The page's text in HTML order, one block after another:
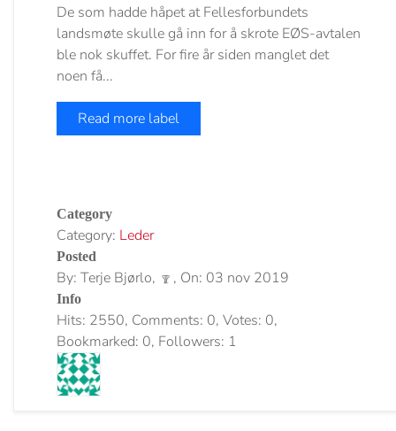
De som hadde håpet at Fellesforbundets
landsmøte skulle gå inn for å skrote EØS-avtalen
ble nok skuffet. For fire år siden manglet det
noen få...
Read more label
Category
Category: Leder
Posted
By: Terje Bjørlo, , On: 03 nov 2019
Info
Hits: 2550, Comments: 0, Votes: 0,
Bookmarked: 0, Followers: 1